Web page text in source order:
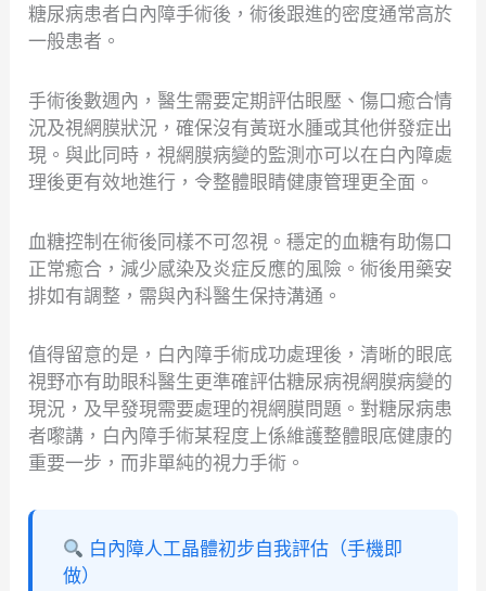
糖尿病患者白內障手術後，術後跟進的密度通常高於
一般患者。
手術後數週內，醫生需要定期評估眼壓、傷口癒合情
況及視網膜狀況，確保沒有黃斑水腫或其他併發症出
現。與此同時，視網膜病變的監測亦可以在白內障處
理後更有效地進行，令整體眼睛健康管理更全面。
血糖控制在術後同樣不可忽視。穩定的血糖有助傷口
正常癒合，減少感染及炎症反應的風險。術後用藥安
排如有調整，需與內科醫生保持溝通。
值得留意的是，白內障手術成功處理後，清晰的眼底
視野亦有助眼科醫生更準確評估糖尿病視網膜病變的
現況，及早發現需要處理的視網膜問題。對糖尿病患
者嚟講，白內障手術某程度上係維護整體眼底健康的
重要一步，而非單純的視力手術。
白內障人工晶體初步自我評估（手機即
做）